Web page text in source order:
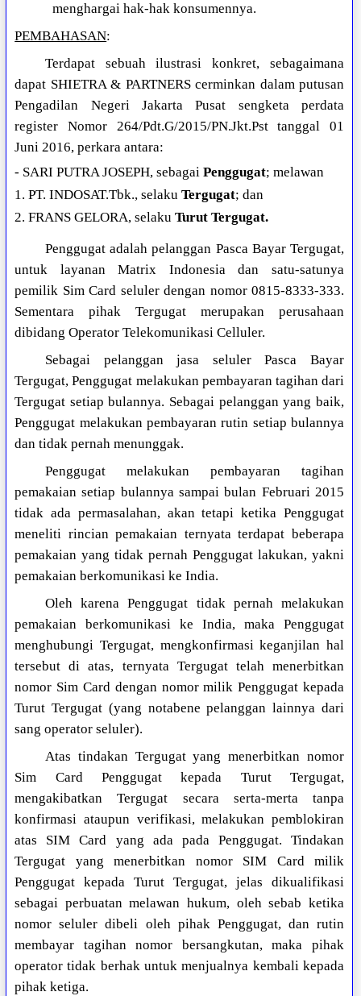
menghargai hak-hak konsumennya.
PEMBAHASAN:
Terdapat sebuah ilustrasi konkret, sebagaimana
dapat SHIETRA & PARTNERS cerminkan dalam putusan
Pengadilan Negeri Jakarta Pusat sengketa perdata
register Nomor 264/Pdt.G/2015/PN.Jkt.Pst tanggal 01
Juni 2016, perkara antara:
- SARI PUTRA JOSEPH, sebagaiPenggugat; melawan
1. PT. INDOSAT.Tbk., selakuTergugat; dan
2. FRANS GELORA, selakuTurut Tergugat.
Penggugat adalah pelanggan Pasca Bayar Tergugat,
untuk layanan Matrix Indonesia dan satu-satunya
pemilik Sim Card seluler dengan nomor 0815-8333-333.
Sementara pihak Tergugat merupakan perusahaan
dibidang Operator Telekomunikasi Celluler.
Sebagai pelanggan jasa seluler Pasca Bayar
Tergugat, Penggugat melakukan pembayaran tagihan dari
Tergugat setiap bulannya. Sebagai pelanggan yang baik,
Penggugat melakukan pembayaran rutin setiap bulannya
dan tidak pernah menunggak.
Penggugat melakukan pembayaran tagihan
pemakaian setiap bulannya sampai bulan Februari 2015
tidak ada permasalahan, akan tetapi ketika Penggugat
meneliti rincian pemakaian ternyata terdapat beberapa
pemakaian yang tidak pernah Penggugat lakukan, yakni
pemakaian berkomunikasi ke India.
Oleh karena Penggugat tidak pernah melakukan
pemakaian berkomunikasi ke India, maka Penggugat
menghubungi Tergugat, mengkonfirmasi keganjilan hal
tersebut di atas, ternyata Tergugat telah menerbitkan
nomor Sim Card dengan nomor milik Penggugat kepada
Turut Tergugat (yang notabene pelanggan lainnya dari
sang operator seluler).
Atas tindakan Tergugat yang menerbitkan nomor
Sim Card Penggugat kepada Turut Tergugat,
mengakibatkan Tergugat secara serta-merta tanpa
konfirmasi ataupun verifikasi, melakukan pemblokiran
atas SIM Card yang ada pada Penggugat. Tindakan
Tergugat yang menerbitkan nomor SIM Card milik
Penggugat kepada Turut Tergugat, jelas dikualifikasi
sebagai perbuatan melawan hukum, oleh sebab ketika
nomor seluler dibeli oleh pihak Penggugat, dan rutin
membayar tagihan nomor bersangkutan, maka pihak
operator tidak berhak untuk menjualnya kembali kepada
pihak ketiga.